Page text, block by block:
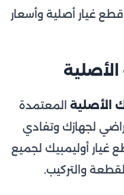
غيار أصلية وأسعار
الأصلية المعتمدة
لجهازك وتفادي
غيار أوليمبيك لجميع
والتركيب.